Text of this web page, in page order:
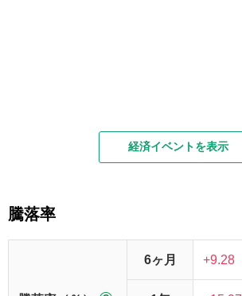
経済イベントを表示
騰落率
6ヶ月 +9.28